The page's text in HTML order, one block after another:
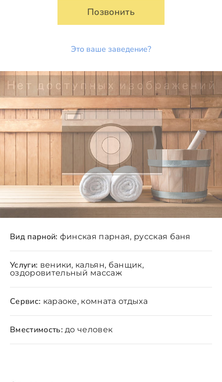
Позвонить
Это ваше заведение?
Вид парной: финская парная, русская баня
Услуги: веники, кальян, банщик,
оздоровительный массаж
Сервис: караоке, комната отдыха
Вместимость: до человек